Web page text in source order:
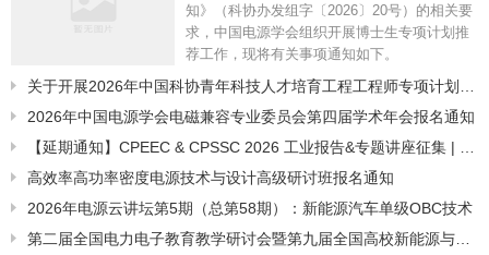
知》（科协办发组字〔2026〕20号）的相关要
求，中国电源学会组织开展博士生专项计划推
荐工作，现将有关事项通知如下。
关于开展2026年中国科协青年科技人才培育工程工程师专项计划推
荐工作的通知
2026年中国电源学会电磁兼容专业委员会第四届学术年会报名通知
【延期通知】CPEEC & CPSSC 2026 工业报告&专题讲座征集 | 第
五届中国电力电子与能量转换大会暨展览会 中国电源学会第二十九
届学术年会
高效率高功率密度电源技术与设计高级研讨班报名通知
2026年电源云讲坛第5期（总第58期）：新能源汽车单级OBC技术
第二届全国电力电子教育教学研讨会暨第九届全国高校新能源与电